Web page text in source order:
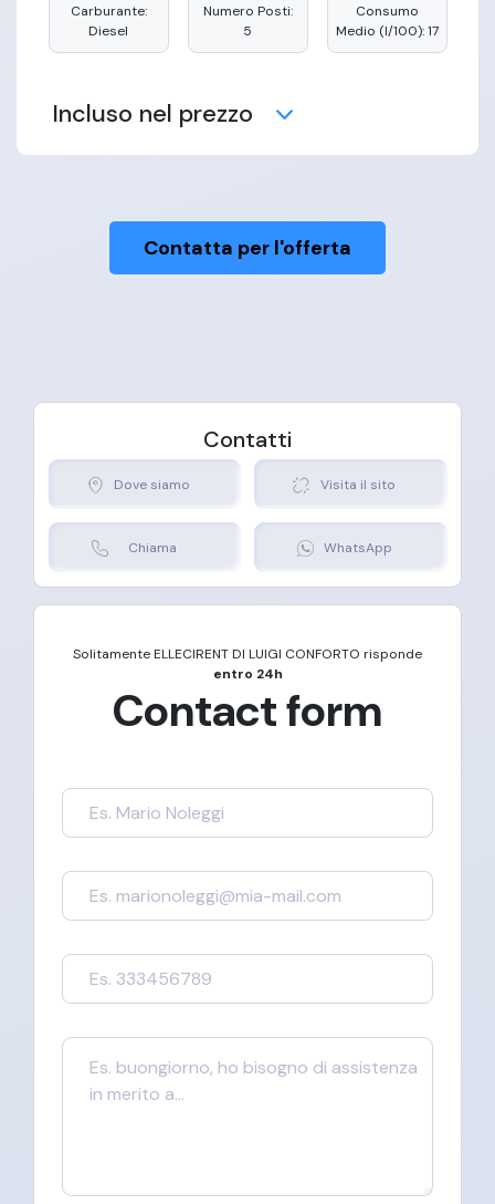
Carburante:
Diesel
Numero Posti:
5
Consumo
Medio (l/100):17
Incluso nel prezzo
Manutenzione
Copertura
Assicurativa
Contatta per l'offerta
Contatti
Dove siamo Visita il sito
Chiama WhatsApp
SolitamenteELLECIRENT DI LUIGI CONFORTO risponde
entro 24h
Contact form